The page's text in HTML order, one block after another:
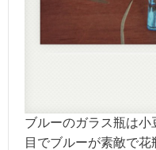
ブルーのガラス瓶は
目でブルーが素敵で花